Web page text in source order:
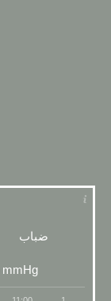
ضباب
mmHg